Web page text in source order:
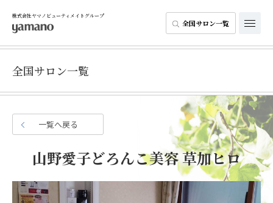
株式会社ヤマノビューティメイトグループ
全国サロン一覧
全国サロン一覧
一覧へ戻る
山野愛子どろんこ美容 草加ヒロ